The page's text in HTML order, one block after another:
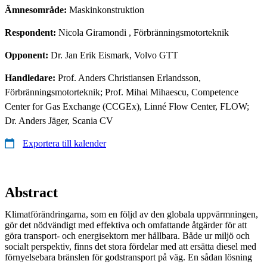
Ämnesområde: Maskinkonstruktion
Respondent: Nicola Giramondi , Förbränningsmotorteknik
Opponent: Dr. Jan Erik Eismark, Volvo GTT
Handledare: Prof. Anders Christiansen Erlandsson,
Förbränningsmotorteknik; Prof. Mihai Mihaescu, Competence
Center for Gas Exchange (CCGEx), Linné Flow Center, FLOW;
Dr. Anders Jäger, Scania CV
Exportera till kalender
Abstract
Klimatförändringarna, som en följd av den globala uppvärmningen,
gör det nödvändigt med effektiva och omfattande åtgärder för att
göra transport- och energisektorn mer hållbara. Både ur miljö och
socialt perspektiv, finns det stora fördelar med att ersätta diesel med
förnyelsebara bränslen för godstransport på väg. En sådan lösning